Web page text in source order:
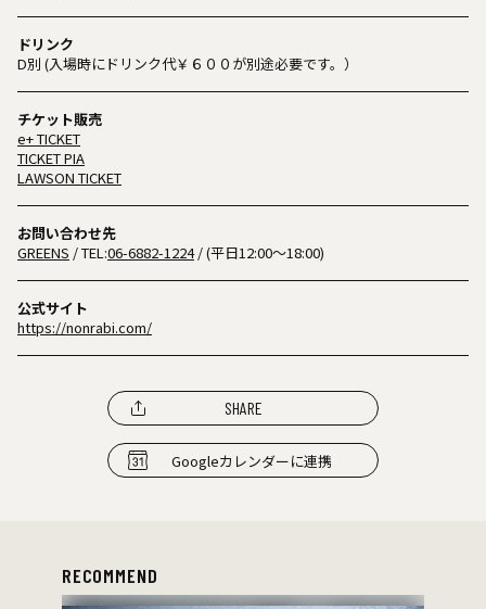
ドリンク
D別 (入場時にドリンク代￥６００が別途必要です。）
チケット販売
e+ TICKET
TICKET PIA
LAWSON TICKET
お問い合わせ先
GREENS / TEL:06-6882-1224/ (平日12:00～18:00)
公式サイト
https://nonrabi.com/
SHARE
Googleカレンダーに連携
RECOMMEND